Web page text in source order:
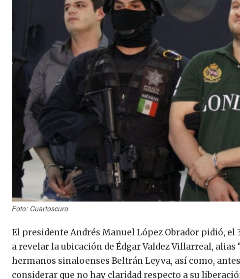
Foto: Cuartoscuro
El presidente Andrés Manuel López Obrador pidió, el
a revelar la ubicación de Édgar Valdez Villarreal,
hermanos sinaloenses Beltrán Leyva, así como,
considerar que no hay claridad respecto a su